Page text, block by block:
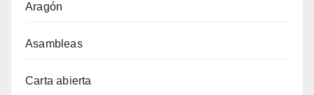
Aragón
Asambleas
Carta abierta